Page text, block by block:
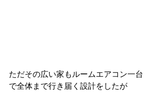
ただその広い家もルームエアコン一台
で全体まで行き届く設計をしたが